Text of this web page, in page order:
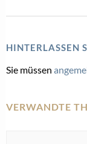
HINTERLASSEN
Sie müssen
VERWANDTE